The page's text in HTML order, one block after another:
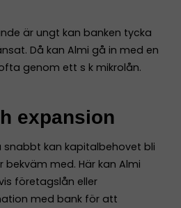
är ungt kan banken tycka
Då kan Almi gå in med en
genom ett s k mikrolån.
expansion
kan kapitalbehovet bli
med. Här kan Almi
företagslån eller
med bank för att